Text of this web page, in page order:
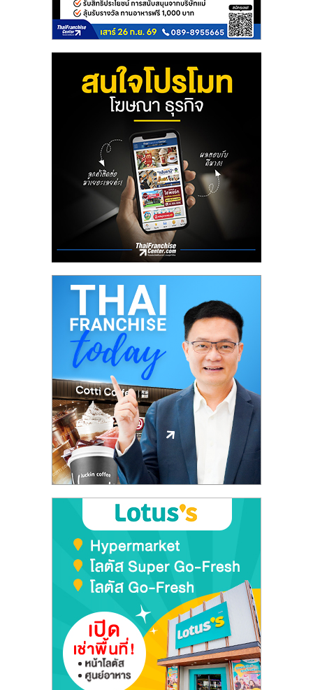
หน้า
บ้าน
ลงทุน
ปรึกษา
การ
ลงทุน
และ
ขยาย
ไชส์,